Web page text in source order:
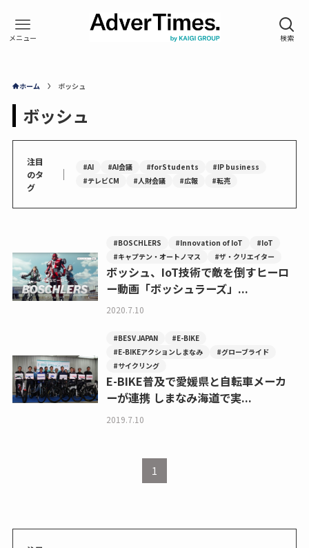
ホーム ボッシュ
ボッシュ
注目
のタ
グ
｜ #AI #AI会議 #forStudents
#IP business
#テレビCM
#人財会議 #広報 #転売
#BOSCHLERS #Innovation of IoT
#IoT
#キャプテン・オートノマス
#ザ・クリエイター
ボッシュ、IoT技術で敵を倒すヒーロ
ー動画「ボッシュラーズ」...
2020.7.10
#BESV JAPAN
#E-BIKE
#E-BIKEアクションしまなみ
#グローブライド
#サイクリング
E-BIKE普及で愛媛県と自転車メーカ
ーが連携 しまなみ海道で実...
2019.7.10
1